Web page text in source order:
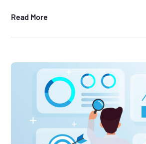
Read More